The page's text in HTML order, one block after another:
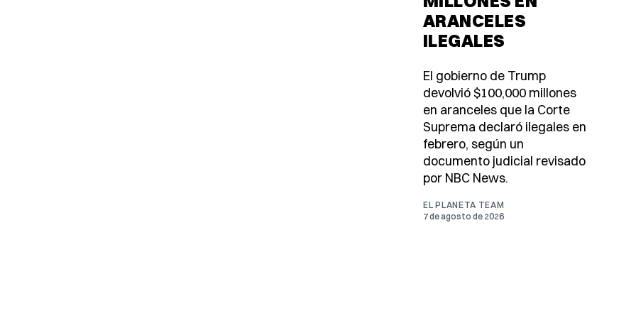
ARANCELES
ILEGALES
El gobierno de Trump
devolvió $100,000 millones
en aranceles que la Corte
Suprema declaró ilegales en
febrero, según un
documento judicial revisado
por NBC News.
EL PLANETA TEAM
7 de agosto de 2026